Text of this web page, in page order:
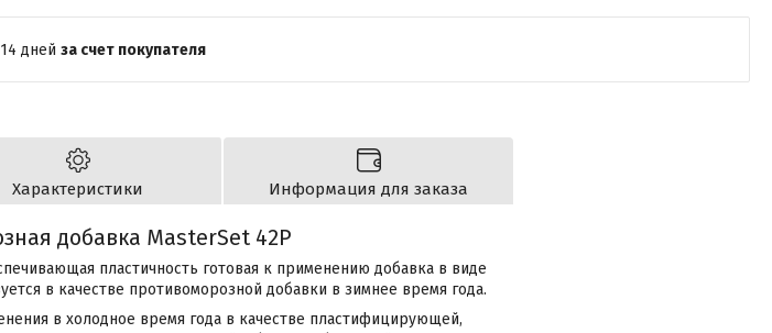
дней за счет покупателя
Характеристики Информация для заказа
добавка MasterSet 42P
пластичность готовая к применению добавка в виде
в качестве противоморозной добавки в зимнее время года.
в холодное время года в качестве пластифицирующей,